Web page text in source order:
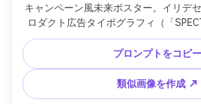
キャンペーン風未来ポスター。イリデ
ロダクト広告タイポグラフィ（「
ロッシースタジオライトとソフトボッ
R5、100mmマクロ、超詳細な肌、高
ar 4:5
プロンプトをコピー
類似画像を作成 ↗